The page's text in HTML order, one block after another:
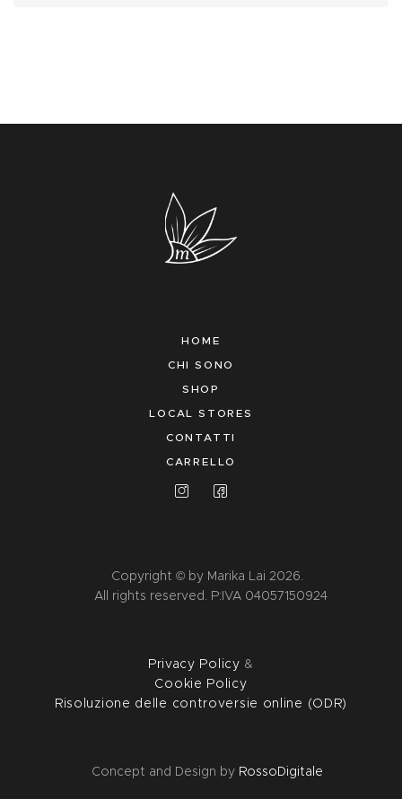
HOME
CHI SONO
SHOP
LOCAL STORES
CONTATTI
CARRELLO
Copyright © by Marika Lai 2026.
All rights reserved. P:IVA 04057150924
Privacy Policy &
Cookie Policy
Risoluzione delle controversie online (ODR)
Concept and Design by RossoDigitale